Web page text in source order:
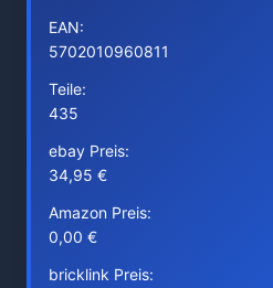
EAN:
5702010960811
Teile:
435
ebay Preis:
34,95 €
Amazon Preis:
0,00 €
bricklink Preis: